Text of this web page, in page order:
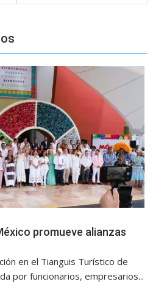
promueve alianzas
en el Tianguis Turístico de
por funcionarios, empresarios...